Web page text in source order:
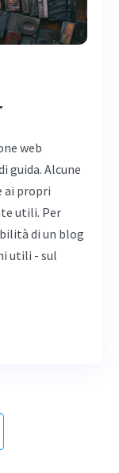
web
guida. Alcune
ai propri
utili. Per
di un blog
utili - sul